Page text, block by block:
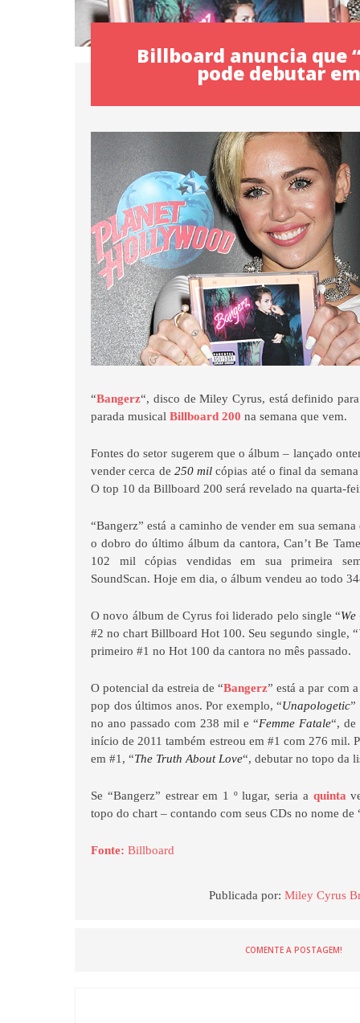
Billboard anuncia que
pode debutar
“Bangerz“, disco de Miley Cyrus, está definido
parada musicalBillboard 200 na semana que vem.
Fontes do setor sugerem que o álbum – lançado
vender cerca de 250 mil cópias até o final da
O top 10 da Billboard 200 será revelado na quarta-
“Bangerz” está a caminho de vender em sua
o dobro do último álbum da cantora, Can’t Be
102 mil cópias vendidas em sua primeira
SoundScan. Hoje em dia, o álbum vendeu ao todo
O novo álbum de Cyrus foi liderado pelo single “We
#2 no chart Billboard Hot 100. Seu segundo single, “
primeiro #1 no Hot 100 da cantora no mês passado.
O potencial da estreia de “Bangerz” está a par com
pop dos últimos anos. Por exemplo, “Unapologetic”
no ano passado com 238 mil e “Femme Fatale“, de
início de 2011 também estreou em #1 com 276 mil.
em #1, “The Truth About Love“, debutar no topo da
Se “Bangerz” estrear em 1 º lugar, seria a quinta
topo do chart – contando com seus CDs no nome de
Fonte: Billboard
Publicada por:Miley Cyrus
COMENTE A POSTAGEM!